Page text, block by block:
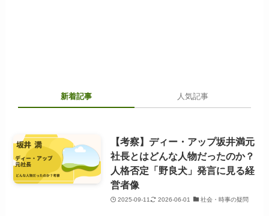
新着記事 人気記事
【考察】ディー・アップ坂井満元
社長とはどんな人物だったのか？
人格否定「野良犬」発言に見る経
営者像
2025-09-11 2026-06-01 社会・時事の疑問